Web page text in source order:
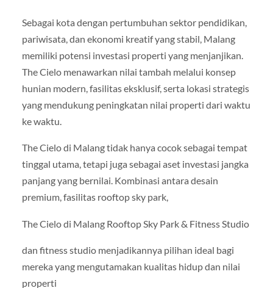
Sebagai kota dengan pertumbuhan sektor pendidikan,
pariwisata, dan ekonomi kreatif yang stabil, Malang
memiliki potensi investasi properti yang menjanjikan.
The Cielo menawarkan nilai tambah melalui konsep
hunian modern, fasilitas eksklusif, serta lokasi strategis
yang mendukung peningkatan nilai properti dari waktu
ke waktu.
The Cielo di Malang tidak hanya cocok sebagai tempat
tinggal utama, tetapi juga sebagai aset investasi jangka
panjang yang bernilai. Kombinasi antara desain
premium, fasilitas rooftop sky park,
The Cielo di Malang Rooftop Sky Park & Fitness Studio
dan fitness studio menjadikannya pilihan ideal bagi
mereka yang mengutamakan kualitas hidup dan nilai
properti